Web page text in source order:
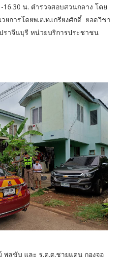
16.30 น. ตำรวจสอบสวนกลาง โดย
ยการโดยพ.ต.ท.เกรียงศักดิ์ ยอดวิชา
ราจีนบุรี หน่วยบริการประชาชน
ลขับ และ ร.ต.ต.ชายแดน กองจอ